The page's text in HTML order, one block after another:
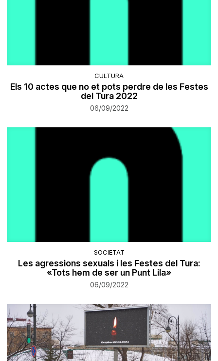
CULTURA
​Els 10 actes que no et pots perdre de les Festes
del Tura 2022
06/09/2022
SOCIETAT
Les agressions sexuals i les Festes del Tura:
«Tots hem de ser un Punt Lila»
06/09/2022